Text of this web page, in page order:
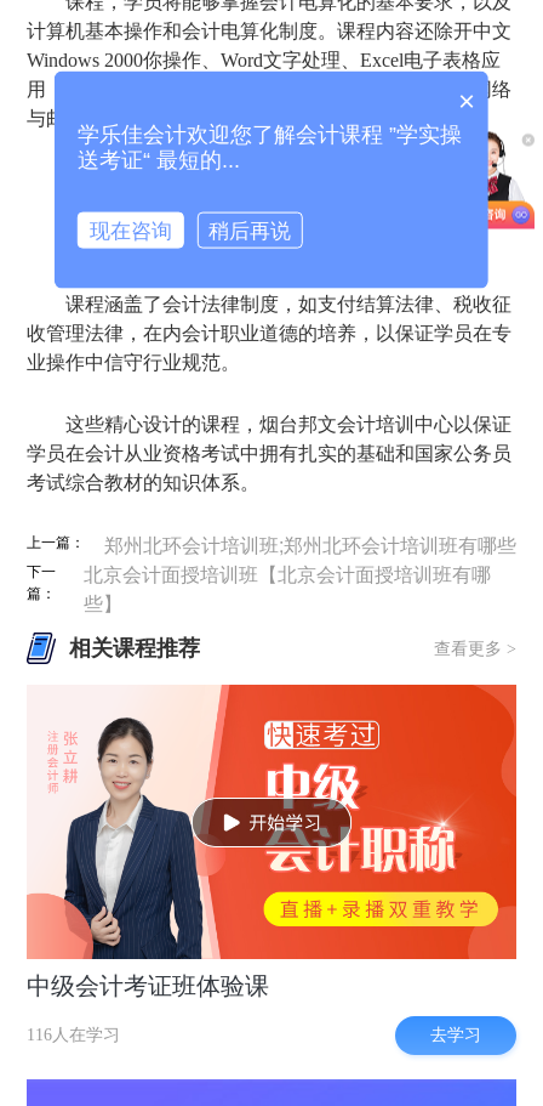
计算机基本操作和会计电算化制度。课程内容还除开中文
Windows 2000你操作、Word文字处理、Excel电子表格应
用，包括同型号账务软件的实际操作，好处学员认识网络
与邮件的基本操作。
《财经法规与职业道德》
课程涵盖了会计法律制度，如支付结算法律、税收征
收管理法律，在内会计职业道德的培养，以保证学员在专
业操作中信守行业规范。
这些精心设计的课程，烟台邦文会计培训中心以保证
学员在会计从业资格考试中拥有扎实的基础和国家公务员
考试综合教材的知识体系。
上一篇： 郑州北环会计培训班;郑州北环会计培训班有哪些
下一
篇：
北京会计面授培训班【北京会计面授培训班有哪
些】
相关课程推荐 查看更多 >
中级会计考证班体验课
116人在学习 去学习
×
学乐佳会计欢迎您了解会计课程 ”学实操
送考证“ 最短的...
现在咨询 稍后再说